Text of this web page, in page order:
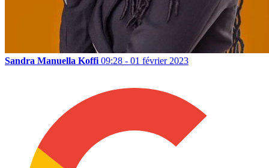
Sandra Manuella Koffi 09:28 - 01 février 2023